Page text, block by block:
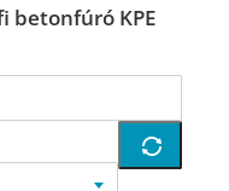
betonfúró KPE